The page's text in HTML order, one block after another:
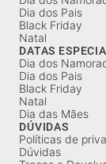
Dia dos Pais
Black Friday
Natal
DATAS
Dia dos
Dia dos Pais
Black Friday
Natal
Dia das Mães
DÚVIDAS
Políticas de
Dúvidas